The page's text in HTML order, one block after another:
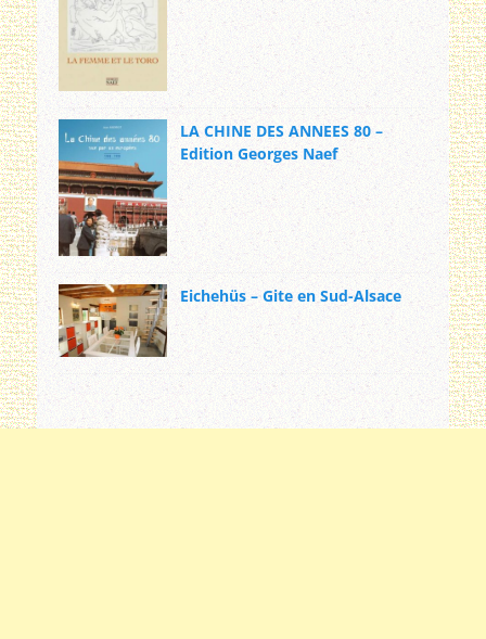
LA CHINE DES ANNEES 80 –
Edition Georges Naef
Eichehüs – Gite en Sud-Alsace